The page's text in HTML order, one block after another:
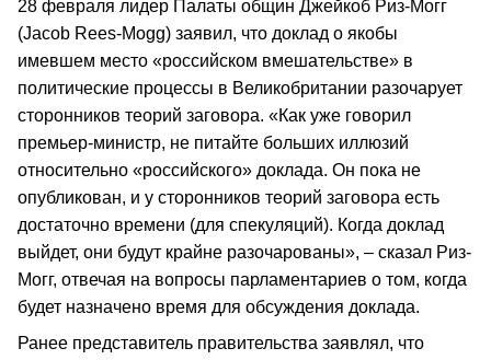
28 февраля лидер Палаты общин Джейкоб Риз-Могг
(Jacob Rees-Mogg) заявил, что доклад о якобы
имевшем место «российском вмешательстве» в
политические процессы в Великобритании разочарует
сторонников теорий заговора. «Как уже говорил
премьер-министр, не питайте больших иллюзий
относительно «российского» доклада. Он пока не
опубликован, и у сторонников теорий заговора есть
достаточно времени (для спекуляций). Когда доклад
выйдет, они будут крайне разочарованы», – сказал Риз-
Могг, отвечая на вопросы парламентариев о том, когда
будет назначено время для обсуждения доклада.
Ранее представитель правительства заявлял, что